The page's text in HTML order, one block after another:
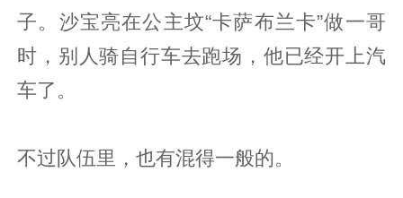
子。沙宝亮在公主坟“卡萨布兰卡”做一哥
时，别人骑自行车去跑场，他已经开上汽
车了。
不过队伍里，也有混得一般的。